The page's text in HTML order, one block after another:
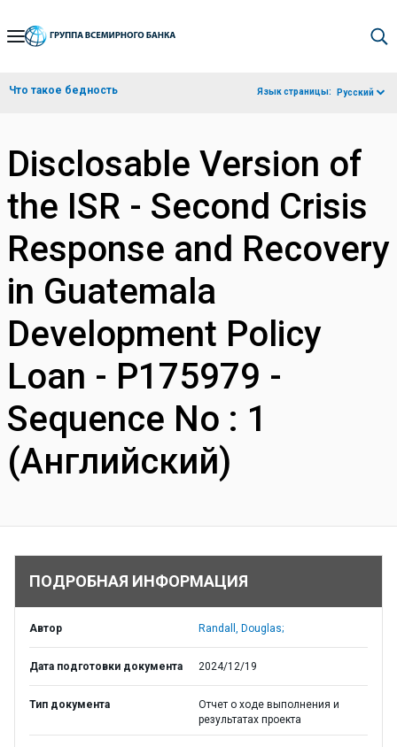
Skip
Navigation
Что такое бедность Язык страницы: Русский
Disclosable Version of
the ISR - Second Crisis
Response and Recovery
in Guatemala
Development Policy
Loan - P175979 -
Sequence No : 1
(Английский)
ПОДРОБНАЯ ИНФОРМАЦИЯ
Автор Randall, Douglas;
Дата подготовки документа 2024/12/19
Тип документа
Отчет о ходе выполнения и
результатах проекта